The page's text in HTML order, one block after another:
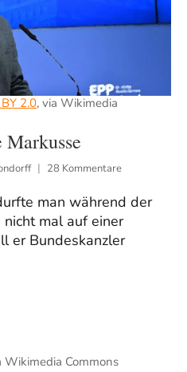
2.0, via Wikimedia
Markusse
28 Kommentare
man während der
mal auf einer
er Bundeskanzler
Wikimedia Commons